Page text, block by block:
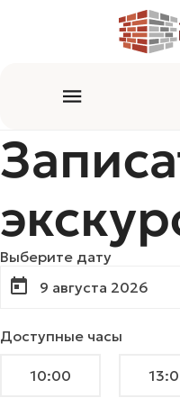
Выберите дату
Доступные часы
10:00